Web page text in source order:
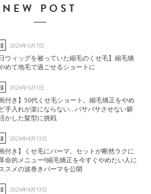
NEW POST
2026年5月7日
日ウィッグを被っていた縮毛のくせ毛】縮毛矯
めて地毛で過ごせるショートに
2026年5月1日
画付き】50代くせ毛ショート。縮毛矯正をやめ
手入れが楽にならない…バサバサさせない癖
かした髪型に挑戦
2026年4月13日
画付き】くせ毛にパーマ。セットが断然ラクに
命的メニュー‼︎縮毛矯正を今すぐやめたい人に
スメの波巻きパーマを公開
2026年4月13日